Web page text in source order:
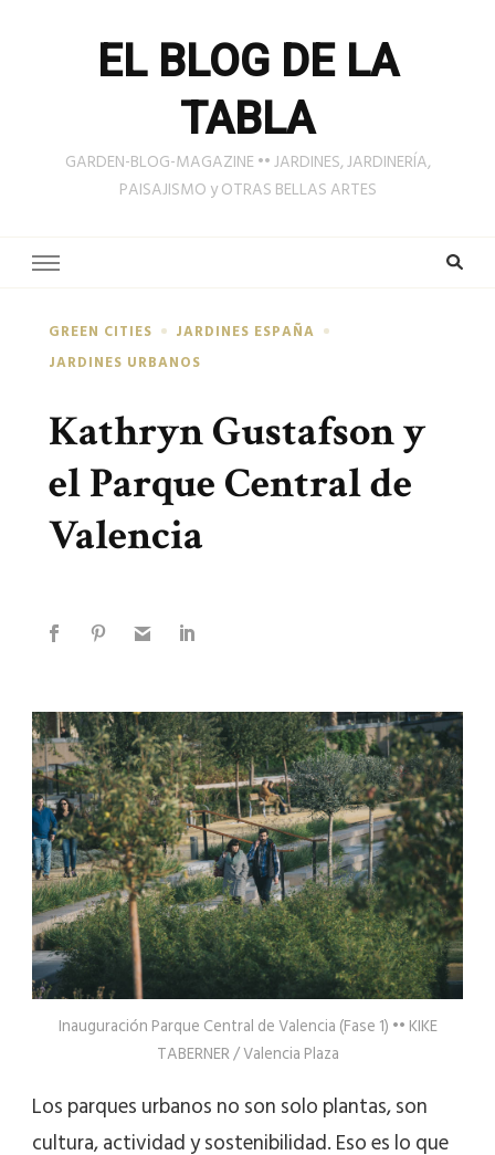
EL BLOG DE LA
TABLA
GARDEN-BLOG-MAGAZINE •• JARDINES, JARDINERÍA,
PAISAJISMO y OTRAS BELLAS ARTES
GREEN CITIES
JARDINES ESPAÑA
JARDINES URBANOS
Kathryn Gustafson y
el Parque Central de
Valencia
Inauguración Parque Central de Valencia (Fase 1) •• KIKE
TABERNER / Valencia Plaza
Los parques urbanos no son solo plantas, son
cultura, actividad y sostenibilidad. Eso es lo que